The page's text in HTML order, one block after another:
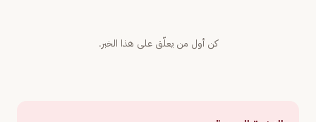
كن أول من يعلّق على هذا الخبر.